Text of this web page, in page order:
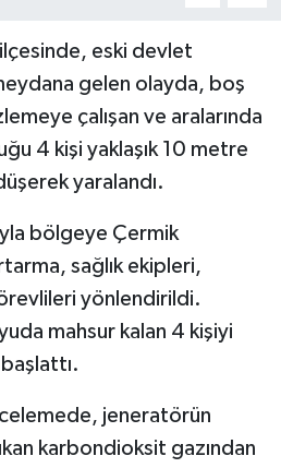
ilçesinde, eski devlet
gelen olayda, boş
çalışan ve aralarında
4 kişi yaklaşık 10 metre
yaralandı.
bölgeye Çermik
sağlık ekipleri,
yönlendirildi.
mahsur kalan 4 kişiyi
başlattı.
jeneratörün
karbondioksit gazından